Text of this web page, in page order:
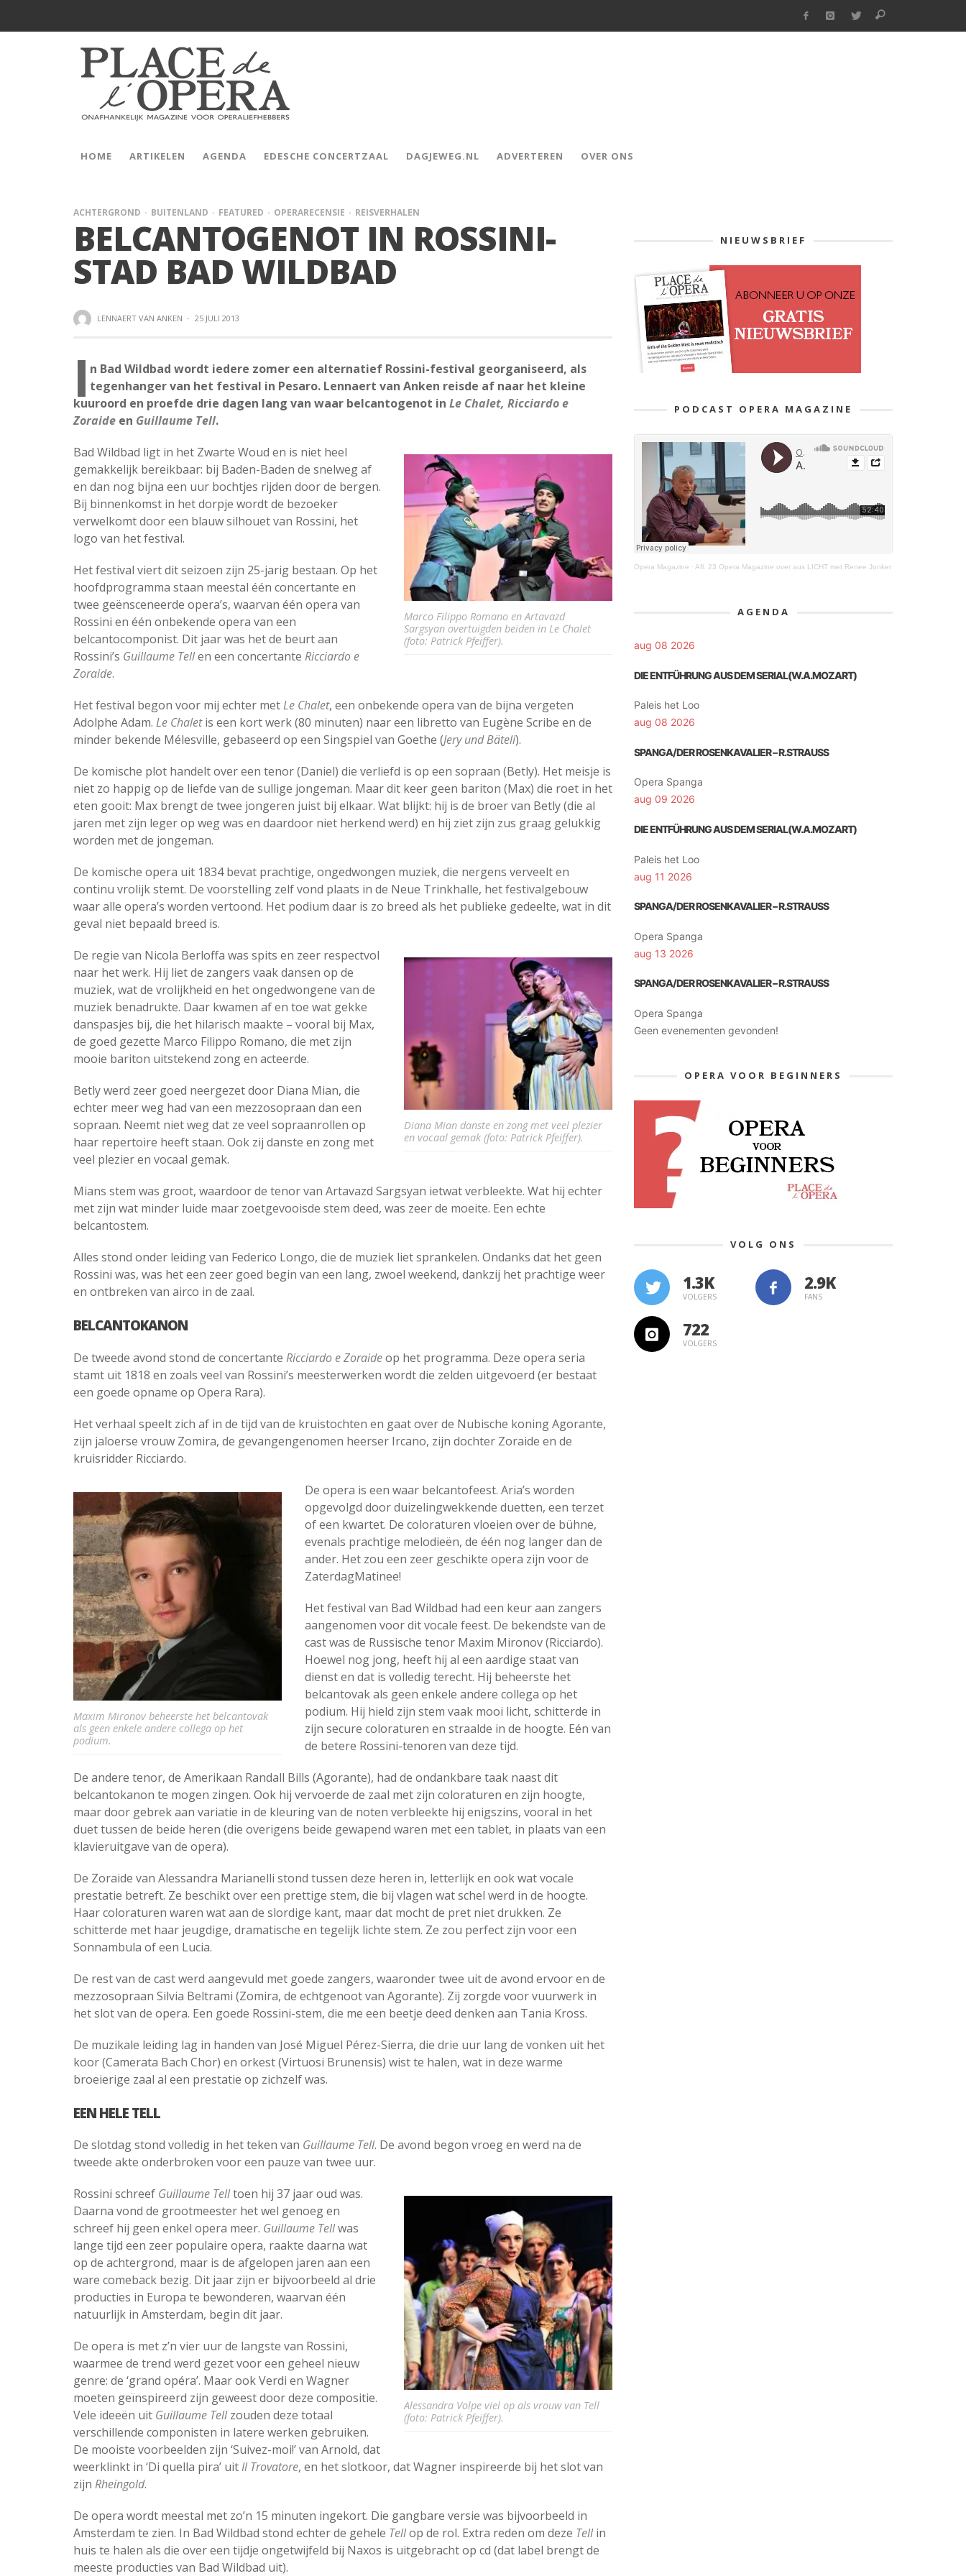
HOME ARTIKELEN AGENDA EDESCHE CONCERTZAAL DAGJEWEG.NL ADVERTEREN OVER ONS
ACHTERGROND BUITENLAND FEATURED OPERARECENSIE REISVERHALEN
BELCANTOGENOT IN ROSSINI-
STAD BAD WILDBAD
LENNAERT VAN ANKEN · 25 JULI 2013
I n Bad Wildbad wordt iedere zomer een alternatief Rossini-festival georganiseerd, als
tegenhanger van het festival in Pesaro. Lennaert van Anken reisde af naar het kleine
kuuroord en proefde drie dagen lang van waar belcantogenot in Le Chalet, Ricciardo e
Zoraide en Guillaume Tell.
Marco Filippo Romano en Artavazd
Sargsyan overtuigden beiden in Le Chalet
(foto: Patrick Pfeiffer).
Bad Wildbad ligt in het Zwarte Woud en is niet heel
gemakkelijk bereikbaar: bij Baden-Baden de snelweg af
en dan nog bijna een uur bochtjes rijden door de bergen.
Bij binnenkomst in het dorpje wordt de bezoeker
verwelkomt door een blauw silhouet van Rossini, het
logo van het festival.
Het festival viert dit seizoen zijn 25-jarig bestaan. Op het
hoofdprogramma staan meestal één concertante en
twee geënsceneerde opera’s, waarvan één opera van
Rossini en één onbekende opera van een
belcantocomponist. Dit jaar was het de beurt aan
Rossini’s Guillaume Tellen een concertante Ricciardo e
Zoraide.
Het festival begon voor mij echter metLe Chalet, een onbekende opera van de bijna vergeten
Adolphe Adam. Le Chaletis een kort werk (80 minuten) naar een libretto van Eugène Scribe en de
minder bekende Mélesville, gebaseerd op een Singspiel van Goethe (Jery und Bäteli).
De komische plot handelt over een tenor (Daniel) die verliefd is op een sopraan (Betly). Het meisje is
niet zo happig op de liefde van de sullige jongeman. Maar dit keer geen bariton (Max) die roet in het
eten gooit: Max brengt de twee jongeren juist bij elkaar. Wat blijkt: hij is de broer van Betly (die al
jaren met zijn leger op weg was en daardoor niet herkend werd) en hij ziet zijn zus graag gelukkig
worden met de jongeman.
De komische opera uit 1834 bevat prachtige, ongedwongen muziek, die nergens verveelt en
continu vrolijk stemt. De voorstelling zelf vond plaats in de Neue Trinkhalle, het festivalgebouw
waar alle opera’s worden vertoond. Het podium daar is zo breed als het publieke gedeelte, wat in dit
geval niet bepaald breed is.
Diana Mian danste en zong met veel plezier
en vocaal gemak (foto: Patrick Pfeiffer).
De regie van Nicola Berloffa was spits en zeer respectvol
naar het werk. Hij liet de zangers vaak dansen op de
muziek, wat de vrolijkheid en het ongedwongene van de
muziek benadrukte. Daar kwamen af en toe wat gekke
danspasjes bij, die het hilarisch maakte – vooral bij Max,
de goed gezette Marco Filippo Romano, die met zijn
mooie bariton uitstekend zong en acteerde.
Betly werd zeer goed neergezet door Diana Mian, die
echter meer weg had van een mezzosopraan dan een
sopraan. Neemt niet weg dat ze veel sopraanrollen op
haar repertoire heeft staan. Ook zij danste en zong met
veel plezier en vocaal gemak.
Mians stem was groot, waardoor de tenor van Artavazd Sargsyan ietwat verbleekte. Wat hij echter
met zijn wat minder luide maar zoetgevooisde stem deed, was zeer de moeite. Een echte
belcantostem.
Alles stond onder leiding van Federico Longo, die de muziek liet sprankelen. Ondanks dat het geen
Rossini was, was het een zeer goed begin van een lang, zwoel weekend, dankzij het prachtige weer
en ontbreken van airco in de zaal.
BELCANTOKANON
De tweede avond stond de concertante Ricciardo e Zoraideop het programma. Deze opera seria
stamt uit 1818 en zoals veel van Rossini’s meesterwerken wordt die zelden uitgevoerd (er bestaat
een goede opname op Opera Rara).
Het verhaal speelt zich af in de tijd van de kruistochten en gaat over de Nubische koning Agorante,
zijn jaloerse vrouw Zomira, de gevangengenomen heerser Ircano, zijn dochter Zoraide en de
kruisridder Ricciardo.
Maxim Mironov beheerste het belcantovak
als geen enkele andere collega op het
podium.
De opera is een waar belcantofeest. Aria’s worden
opgevolgd door duizelingwekkende duetten, een terzet
of een kwartet. De coloraturen vloeien over de bühne,
evenals prachtige melodieën, de één nog langer dan de
ander. Het zou een zeer geschikte opera zijn voor de
ZaterdagMatinee!
Het festival van Bad Wildbad had een keur aan zangers
aangenomen voor dit vocale feest. De bekendste van de
cast was de Russische tenor Maxim Mironov (Ricciardo).
Hoewel nog jong, heeft hij al een aardige staat van
dienst en dat is volledig terecht. Hij beheerste het
belcantovak als geen enkele andere collega op het
podium. Hij hield zijn stem vaak mooi licht, schitterde in
zijn secure coloraturen en straalde in de hoogte. Eén van
de betere Rossini-tenoren van deze tijd.
De andere tenor, de Amerikaan Randall Bills (Agorante), had de ondankbare taak naast dit
belcantokanon te mogen zingen. Ook hij vervoerde de zaal met zijn coloraturen en zijn hoogte,
maar door gebrek aan variatie in de kleuring van de noten verbleekte hij enigszins, vooral in het
duet tussen de beide heren (die overigens beide gewapend waren met een tablet, in plaats van een
klavieruitgave van de opera).
De Zoraide van Alessandra Marianelli stond tussen deze heren in, letterlijk en ook wat vocale
prestatie betreft. Ze beschikt over een prettige stem, die bij vlagen wat schel werd in de hoogte.
Haar coloraturen waren wat aan de slordige kant, maar dat mocht de pret niet drukken. Ze
schitterde met haar jeugdige, dramatische en tegelijk lichte stem. Ze zou perfect zijn voor een
Sonnambula of een Lucia.
De rest van de cast werd aangevuld met goede zangers, waaronder twee uit de avond ervoor en de
mezzosopraan Silvia Beltrami (Zomira, de echtgenoot van Agorante). Zij zorgde voor vuurwerk in
het slot van de opera. Een goede Rossini-stem, die me een beetje deed denken aan Tania Kross.
De muzikale leiding lag in handen van José Miguel Pérez-Sierra, die drie uur lang de vonken uit het
koor (Camerata Bach Chor) en orkest (Virtuosi Brunensis) wist te halen, wat in deze warme
broeierige zaal al een prestatie op zichzelf was.
EEN HELE TELL
De slotdag stond volledig in het teken van Guillaume Tell. De avond begon vroeg en werd na de
tweede akte onderbroken voor een pauze van twee uur.
Alessandra Volpe viel op als vrouw van Tell
(foto: Patrick Pfeiffer).
Rossini schreef Guillaume Telltoen hij 37 jaar oud was.
Daarna vond de grootmeester het wel genoeg en
schreef hij geen enkel opera meer. Guillaume Tellwas
lange tijd een zeer populaire opera, raakte daarna wat
op de achtergrond, maar is de afgelopen jaren aan een
ware comeback bezig. Dit jaar zijn er bijvoorbeeld al drie
producties in Europa te bewonderen, waarvan één
natuurlijk in Amsterdam, begin dit jaar.
De opera is met z’n vier uur de langste van Rossini,
waarmee de trend werd gezet voor een geheel nieuw
genre: de ‘grand opéra’. Maar ook Verdi en Wagner
moeten geïnspireerd zijn geweest door deze compositie.
Vele ideeën uit Guillaume Tellzouden deze totaal
verschillende componisten in latere werken gebruiken.
De mooiste voorbeelden zijn ‘Suivez-moi!’ van Arnold, dat
weerklinkt in ‘Di quella pira’ uitIl Trovatore, en het slotkoor, dat Wagner inspireerde bij het slot van
zijn Rheingold.
De opera wordt meestal met zo’n 15 minuten ingekort. Die gangbare versie was bijvoorbeeld in
Amsterdam te zien. In Bad Wildbad stond echter de gehele Tellop de rol. Extra reden om deze Tellin
huis te halen als die over een tijdje ongetwijfeld bij Naxos is uitgebracht op cd (dat label brengt de
meeste producties van Bad Wildbad uit).
NIEUWSBRIEF
PODCAST OPERA MAGAZINE
Opera Magazine · Afl. 23 Opera Magazine over aus LICHT met Renee Jonker
AGENDA
aug 08 2026
DIE ENTFÜHRUNG AUS DEM SERIAL(W.A.MOZART)
Paleis het Loo
aug 08 2026
SPANGA/DER ROSENKAVALIER – R.STRAUSS
Opera Spanga
aug 09 2026
DIE ENTFÜHRUNG AUS DEM SERIAL(W.A.MOZART)
Paleis het Loo
aug 11 2026
SPANGA/DER ROSENKAVALIER – R.STRAUSS
Opera Spanga
aug 13 2026
SPANGA/DER ROSENKAVALIER – R.STRAUSS
Opera Spanga
Geen evenementen gevonden!
OPERA VOOR BEGINNERS
VOLG ONS
1.3K
VOLGERS FANS
722
VOLGERS